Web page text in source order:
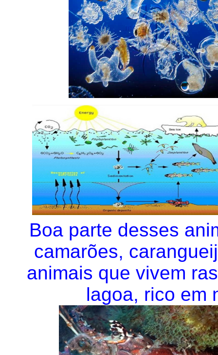
Boa parte desses
camarões,
animais que vivem
lagoa, rico em